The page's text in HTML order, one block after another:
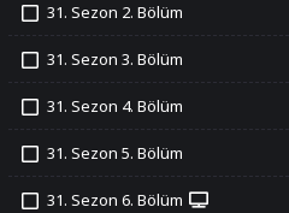
31. Sezon 2. Bölüm
31. Sezon 3. Bölüm
31. Sezon 4. Bölüm
31. Sezon 5. Bölüm
31. Sezon 6. Bölüm